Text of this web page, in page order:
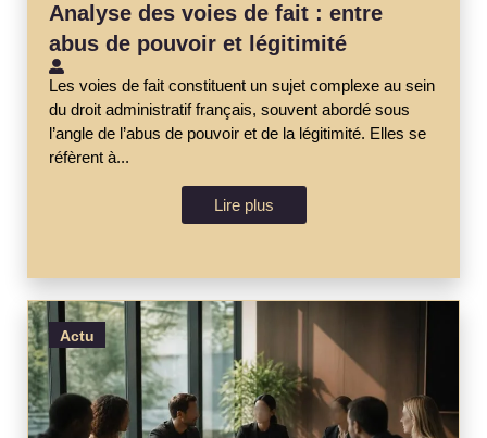
Analyse des voies de fait : entre
abus de pouvoir et légitimité
Les voies de fait constituent un sujet complexe au sein
du droit administratif français, souvent abordé sous
l’angle de l’abus de pouvoir et de la légitimité. Elles se
réfèrent à...
Lire plus
Actu